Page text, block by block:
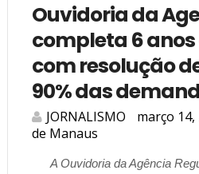
Ouvidoria da
completa 6
com resolução
90% das
JORNALISMO março 14,
de Manaus
A Ouvidoria da Agência